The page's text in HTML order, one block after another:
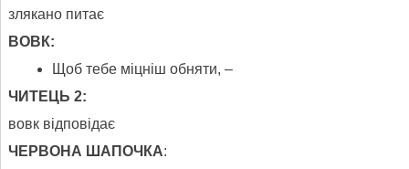
злякано питає
ВОВК:
Щоб тебе міцніш обняти, –
ЧИТЕЦЬ 2:
вовк відповідає
ЧЕРВОНА ШАПОЧКА: